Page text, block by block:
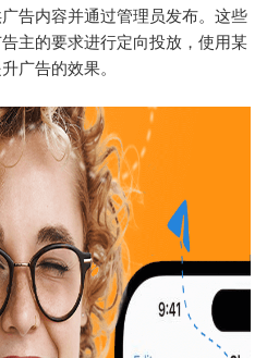
告内容并通过管理员发布。这些
主的要求进行定向投放，使用某
广告的效果。